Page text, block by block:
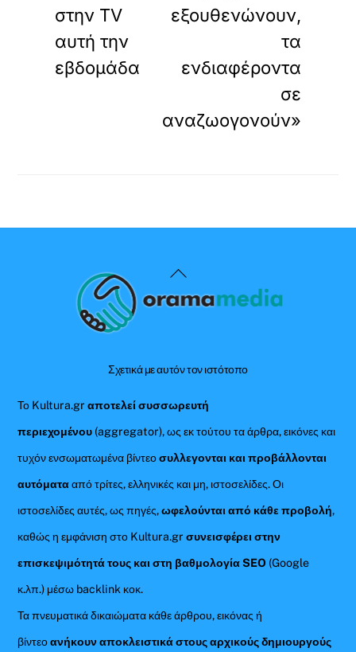
στην TV
αυτή την
εβδομάδα
εξουθενώνουν,
τα
ενδιαφέροντα
σε
αναζωογονούν»
Back
To
Σχετικά με αυτόν τον ιστότοπο
Το Kultura.grαποτελεί συσσωρευτή
περιεχομένου (aggregator), ως εκ τούτου τα άρθρα, εικόνες και
τυχόν ενσωματωμένα βίντεοσυλλεγονται και προβάλλονται
αυτόματααπό τρίτες, ελληνικές και μη, ιστοσελίδες. Οι
ιστοσελίδες αυτές, ως πηγές,ωφελούνται από κάθε προβολή,
καθώς η εμφάνιση στο Kultura.gr συνεισφέρει στην
επισκεψιμότητά τους και στη βαθμολογία SEO (Google
κ.λπ.) μέσω backlink κοκ.
Τα πνευματικά δικαιώματα κάθε άρθρου, εικόνας ή
βίντεοανήκουν αποκλειστικά στους αρχικούς δημιουργούς